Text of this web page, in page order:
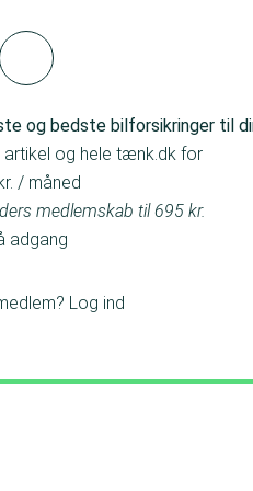
og bedste bilforsikringer til
artikel og hele tænk.dk for
/ måned
medlemskab til 695 kr.
adgang
Log ind